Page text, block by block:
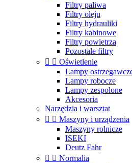
Filtry paliwa
Filtry oleju
Filtry hydrauliki
Filtry kabinowe
Filtry powietrza
Pozostałe filtry
  Oświetlenie
Lampy
Lampy robocze
Lampy zespolone
Akcesoria
Narzędzia i warsztat
  Maszyny i urządzenia
Maszyny rolnicze
ISEKI
Deutz Fahr
  Normalia